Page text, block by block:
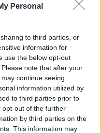
Personal
to third parties, or
information for
use the below opt-out
note that after your
continue seeing
information utilized by
to third parties prior to
opt-out of the further
by third parties on the
This information may
ο στόχος στο
2 νεκροί
160 ετών από την